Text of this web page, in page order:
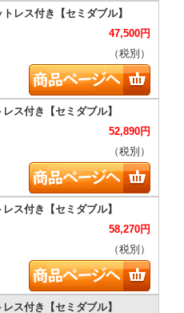
47,500円
（税別）
52,890円
（税別）
58,270円
（税別）